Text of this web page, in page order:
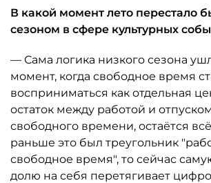
В какой момент лето перестало
сезоном в сфере культурных
— Сама логика низкого сезона
момент, когда свободное время
восприниматься как отдельная
остаток между работой и
свободного времени, остаётся
раньше это был треугольник
свободное время", то сейчас
долю на себя перетягивает